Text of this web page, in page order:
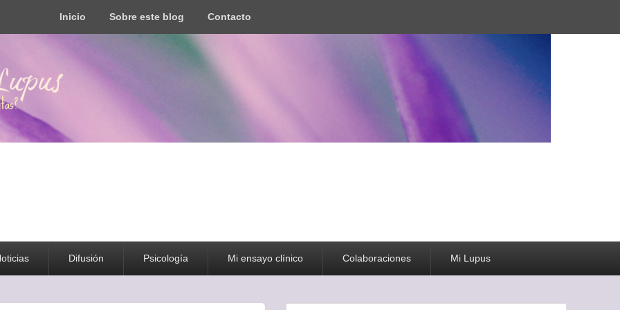
Inicio Sobre este blog Contacto
todo tipo de información y recursos
Difusión Psicología Mi ensayo clínico Colaboraciones Mi Lupus